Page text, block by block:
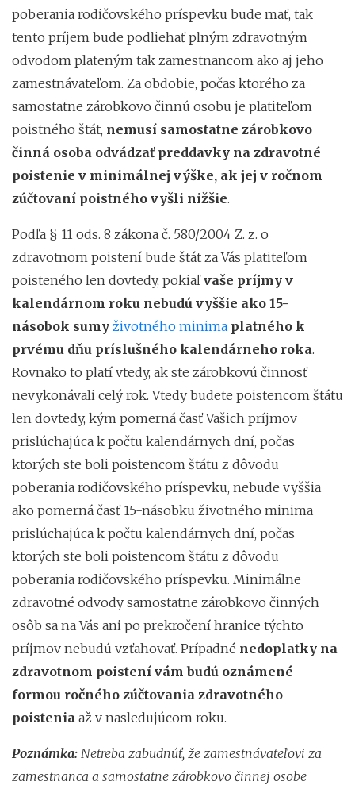
poberania rodičovského príspevku bude mať, tak
tento príjem bude podliehať plným zdravotným
odvodom plateným tak zamestnancom ako aj jeho
zamestnávateľom. Za obdobie, počas ktorého za
samostatne zárobkovo činnú osobu je platiteľom
poistného štát, nemusí samostatne zárobkovo
činná osoba odvádzať preddavky na zdravotné
poistenie v minimálnej výške, ak jej v ročnom
zúčtovaní poistného vyšli nižšie.
Podľa § 11 ods. 8 zákona č. 580/2004 Z. z. o
zdravotnom poistení bude štát za Vás platiteľom
poisteného len dovtedy, pokiaľvaše príjmy v
kalendárnom roku nebudú vyššie ako 15-
násobok sumy životného minima platného k
prvému dňu príslušného kalendárneho roka.
Rovnako to platí vtedy, ak ste zárobkovú činnosť
nevykonávali celý rok. Vtedy budete poistencom štátu
len dovtedy, kým pomerná časť Vašich príjmov
prislúchajúca k počtu kalendárnych dní, počas
ktorých ste boli poistencom štátu z dôvodu
poberania rodičovského príspevku, nebude vyššia
ako pomerná časť 15-násobku životného minima
prislúchajúca k počtu kalendárnych dní, počas
ktorých ste boli poistencom štátu z dôvodu
poberania rodičovského príspevku. Minimálne
zdravotné odvody samostatne zárobkovo činných
osôb sa na Vás ani po prekročení hranice týchto
príjmov nebudú vzťahovať. Prípadné nedoplatky na
zdravotnom poistení vám budú oznámené
formou ročného zúčtovania zdravotného
poistenia až v nasledujúcom roku.
Poznámka: Netreba zabudnúť, že zamestnávateľovi za
zamestnanca a samostatne zárobkovo činnej osobe